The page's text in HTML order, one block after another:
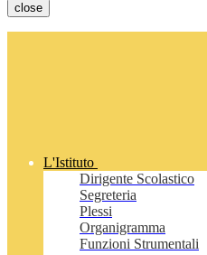
close
L'Istituto
Dirigente Scolastico
Segreteria
Plessi
Organigramma
Funzioni Strumentali